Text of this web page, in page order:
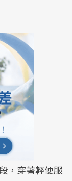
，穿著輕便服